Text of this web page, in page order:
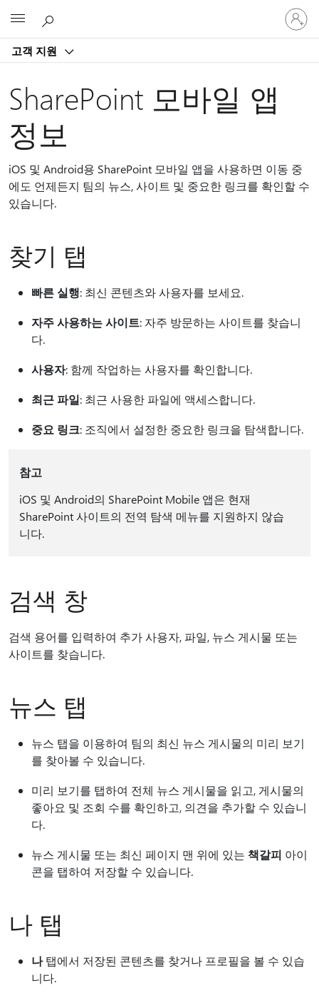
고객 지원
귀
하
계
SharePoint 모바일 앱
정보
iOS 및 Android용 SharePoint 모바일 앱을 사용하면 이동 중
에도 언제든지 팀의 뉴스, 사이트 및 중요한 링크를 확인할 수
있습니다.
찾기 탭
빠른 실행: 최신 콘텐츠와 사용자를 보세요.
자주 사용하는 사이트: 자주 방문하는 사이트를 찾습니
다.
사용자: 함께 작업하는 사용자를 확인합니다.
최근 파일: 최근 사용한 파일에 액세스합니다.
중요 링크: 조직에서 설정한 중요한 링크을 탐색합니다.
참고
iOS 및 Android의 SharePoint Mobile 앱은 현재
SharePoint 사이트의 전역 탐색 메뉴를 지원하지 않습
니다.
검색 창
검색 용어를 입력하여 추가 사용자, 파일, 뉴스 게시물 또는
사이트를 찾습니다.
뉴스 탭
뉴스 탭을 이용하여 팀의 최신 뉴스 게시물의 미리 보기
를 찾아볼 수 있습니다.
미리 보기를 탭하여 전체 뉴스 게시물을 읽고, 게시물의
좋아요 및 조회 수를 확인하고, 의견을 추가할 수 있습니
다.
뉴스 게시물 또는 최신 페이지 맨 위에 있는 책갈피 아이
콘을 탭하여 저장할 수 있습니다.
나 탭
나탭에서 저장된 콘텐츠를 찾거나 프로필을 볼 수 있습
니다.